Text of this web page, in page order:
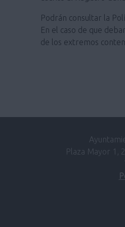
Podrán consultar la
En el caso de que
de los extremos
Plaza Mayor 1,